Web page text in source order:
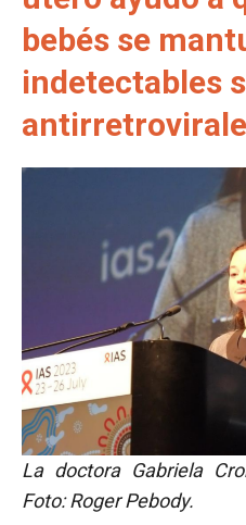
bebés se
indetectables
La doctora Gabriela
Foto: Roger Pebody.